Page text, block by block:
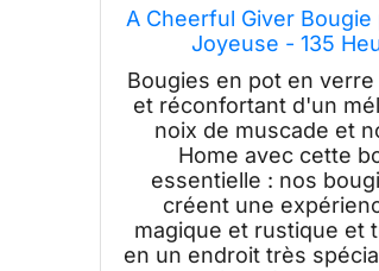
A Cheerful Giver
Joyeuse - 135
Bougies en pot en
et réconfortant d'un
noix de muscade et
Home avec cette
essentielle : nos
créent une
magique et rustique et
en un endroit très